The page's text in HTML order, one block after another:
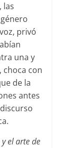
las
privó
una y
choca con
de la
antes
el arte de